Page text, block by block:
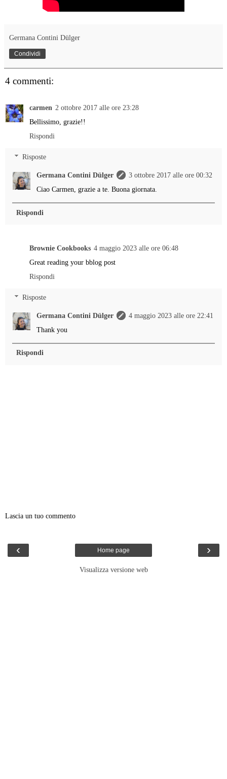
Germana Contini Dülger
Condividi
4 commenti:
carmen 2 ottobre 2017 alle ore 23:28
Bellissimo, grazie!!
Rispondi
Risposte
Germana Contini Dülger
3 ottobre 2017 alle ore 00:32
Ciao Carmen, grazie a te. Buona giornata.
Rispondi
Brownie Cookbooks 4 maggio 2023 alle ore 06:48
Great reading your bblog post
Rispondi
Risposte
Germana Contini Dülger
4 maggio 2023 alle ore 22:41
Thank you
Rispondi
Lascia un tuo commento
‹ ›
Home page
Visualizza versione web